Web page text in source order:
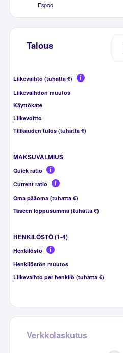
Espoo
Talous
Liikevaihto (tuhatta €)
Liikevaihdon muutos
Käyttökate
Liikevoitto
Tilikauden tulos (tuhatta €)
MAKSUVALMIUS
Quick ratio
Current ratio
Oma pääoma (tuhatta €)
Taseen loppusumma (tuhatta €)
HENKILÖSTÖ (1-4)
Henkilöstö
Henkilöstön muutos
Liikevaihto per henkilö (tuhatta €)
Verkkolaskutus